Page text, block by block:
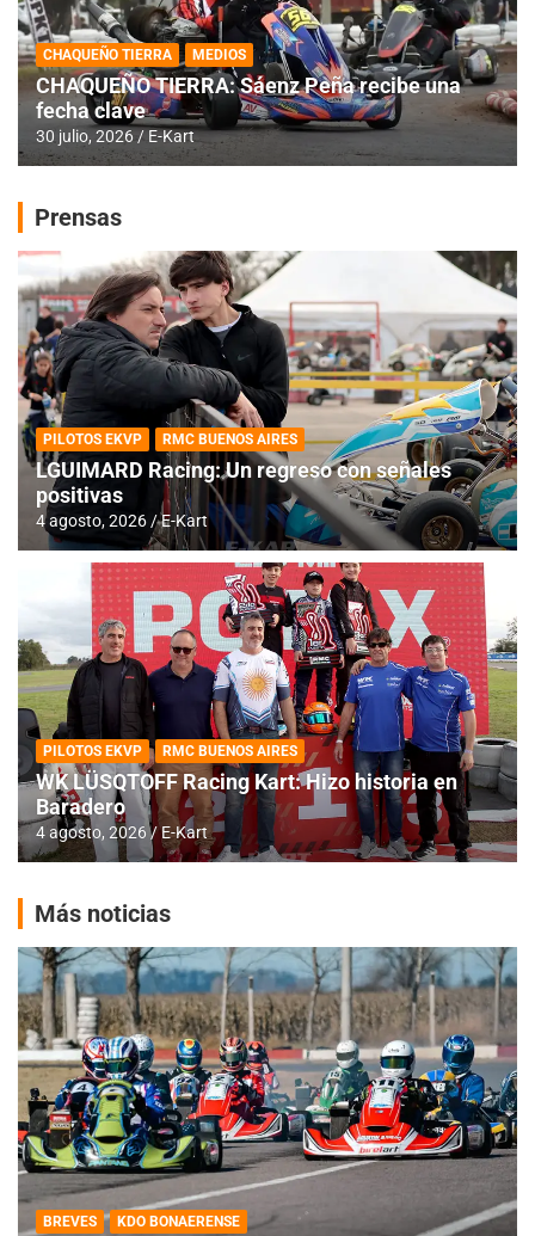
CHAQUEÑO TIERRA MEDIOS
CHAQUEÑO TIERRA: Sáenz Peña recibe una
fecha clave
30 julio, 2026 E-Kart
Prensas
PILOTOS EKVP RMC BUENOS AIRES
LGUIMARD Racing: Un regreso con señales
positivas
4 agosto, 2026 E-Kart
PILOTOS EKVP RMC BUENOS AIRES
WK LÜSQTOFF Racing Kart: Hizo historia en
Baradero
4 agosto, 2026 E-Kart
Más noticias
BREVES KDO BONAERENSE